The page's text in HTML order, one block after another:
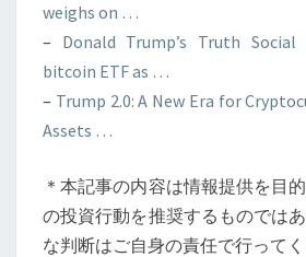
weighs on …
– Donald Trump’s Truth
bitcoin ETF as …
– Trump 2.0: A New Era for
Assets …
＊本記事の内容は情報提供を目
の投資行動を推奨するものでは
な判断はご自身の責任で行ってく